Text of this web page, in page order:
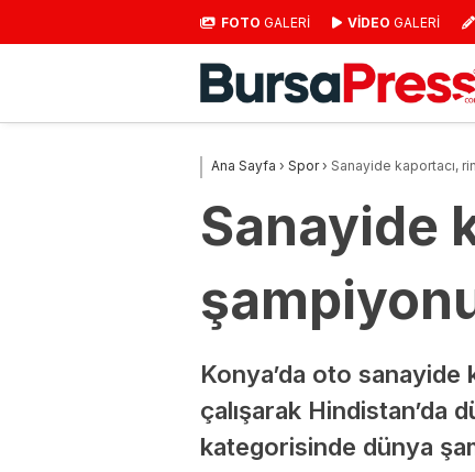
FOTO GALERİ VİDEO GALERİ
Ana Sayfa › Spor› Sanayide kaportacı,
Sanayide
Konya’da oto sanayide
çalışarak Hindistan’da
kategorisinde dünya